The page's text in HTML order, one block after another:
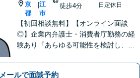
京
都
|江
市
徒歩4分
日定休日
【初回相談無料】【オンライン面談
◎】企業内弁護士・消費者庁勤務の経
験あり『あらゆる可能性を検討し、単
メールで面談予約